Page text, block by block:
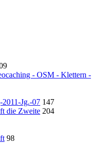
- OSM - Klettern -
2011-Jg.-07 147
die Zweite 204
98